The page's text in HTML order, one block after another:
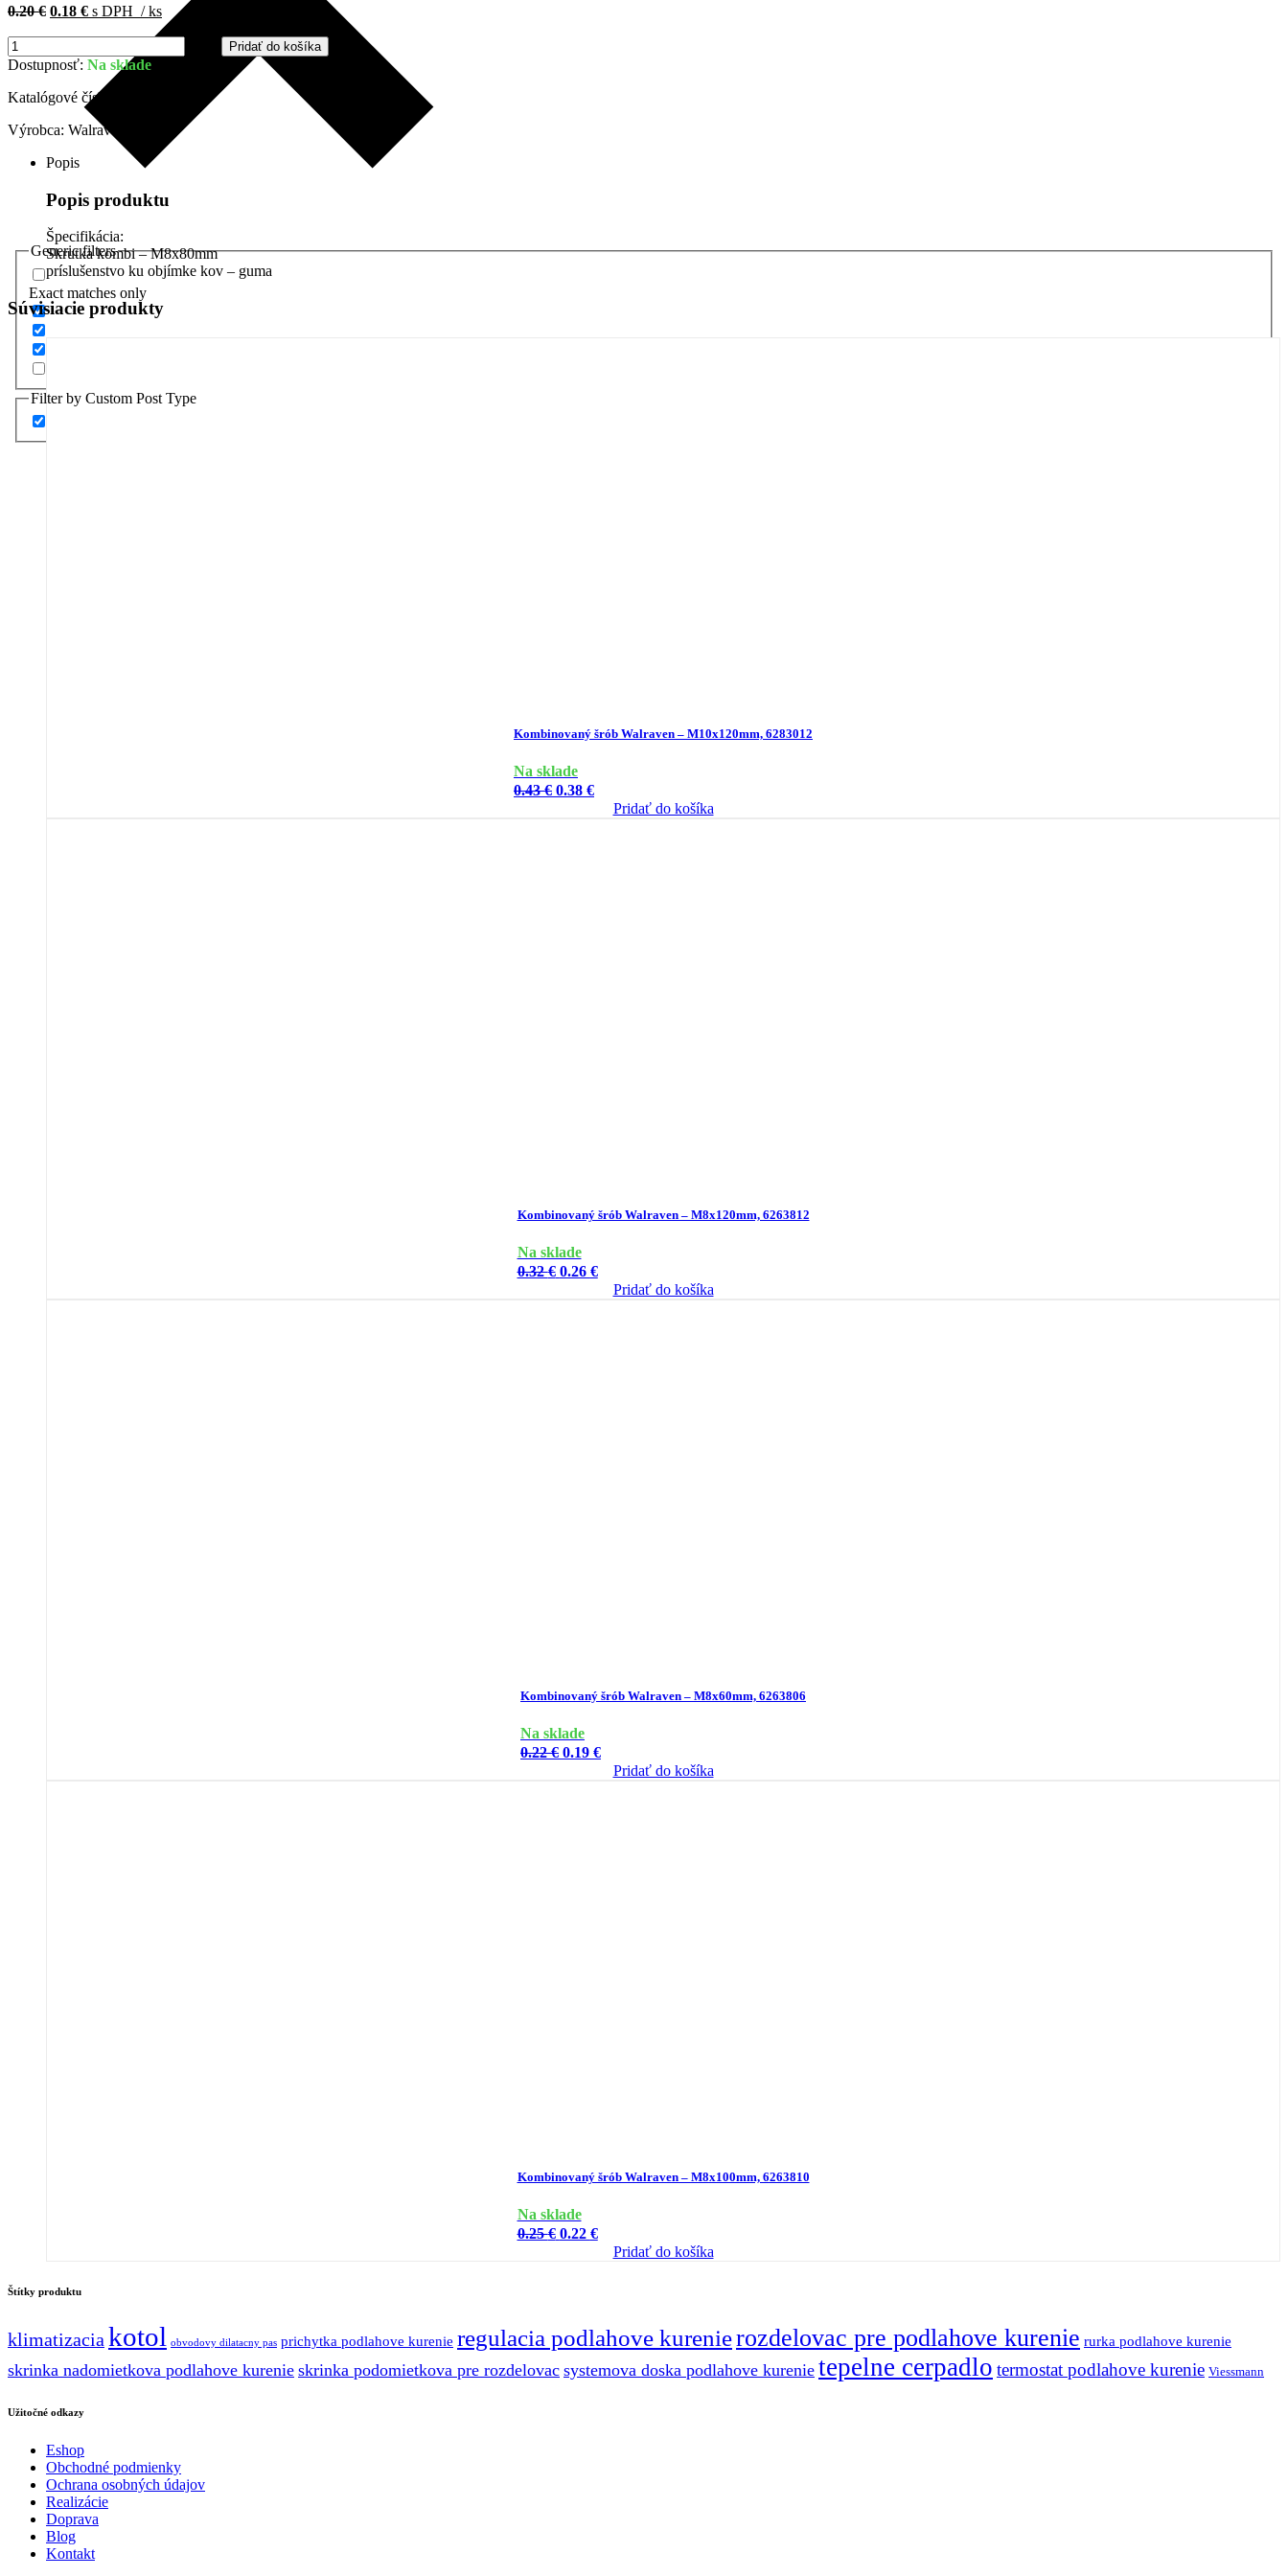
Generic filters
Exact matches only
Filter by Custom Post Type
0.20€ Pôvodná
bola:
0.20 €.
0.18 €Aktuálna
je:
0.18 €.
s DPH / ks
množstvo
Kombinovaný
Walraven
M8x80mm,
Pridať do košíka
Dostupnosť: Na sklade
Katalógové číslo:
Výrobca: Walraven
Popis
Popis produktu
Špecifikácia:
Skrutka kombi – M8x80mm
príslušenstvo ku objímke kov – guma
Súvisiacie produkty
Kombinovaný šrób Walraven – M10x120mm, 6283012
Na sklade
0.43€ Pôvodná
0.38 €Aktuálna
cenaPridať do košíka
Kombinovaný šrób Walraven – M8x120mm, 6263812
Na sklade
0.32€ Pôvodná
0.26 €Aktuálna
cena
Pridať do košíka
Kombinovaný šrób Walraven – M8x60mm, 6263806
Na sklade
0.22€ Pôvodná
0.19 €Aktuálna
cena
Pridať do košíka
Kombinovaný šrób Walraven – M8x100mm, 6263810
Na sklade
0.25€ Pôvodná
0.22 €Aktuálna
cena
Pridať do košíka
Štítky produktu
klimatizacia kotol obvodovy dilatacny pas prichytka podlahove kurenie regulacia podlahove kurenierozdelovac pre podlahove kurenie rurka podlahove kurenie
skrinka nadomietkova podlahove kurenie skrinka podomietkova pre rozdelovac systemova doska podlahove kurenie tepelne cerpadlo termostat podlahove kurenie Viessmann
Užitočné odkazy
Eshop
Obchodné podmienky
Ochrana osobných údajov
Realizácie
Doprava
Blog
Kontakt